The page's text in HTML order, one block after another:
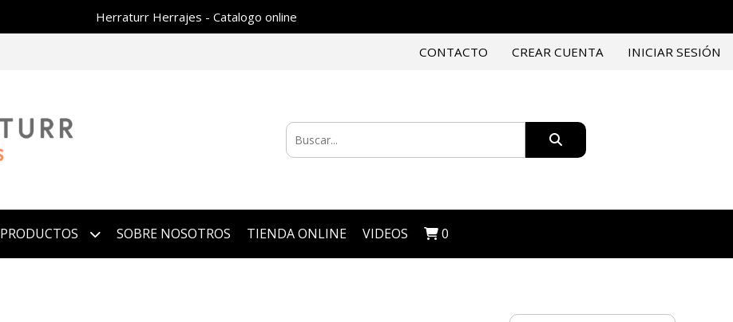
Herraturr Herrajes - Catalogo online
CONTACTO CREAR CUENTA INICIAR SESIÓN
PRODUCTOS SOBRE NOSOTROS TIENDA ONLINE VIDEOS 0